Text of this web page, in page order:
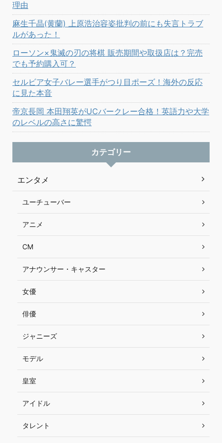
理由
麻生千晶(黄蘭) 上原浩治容姿批判の前にも失言トラブ
ルがあった！
ローソン×鬼滅の刃の将棋 販売期間や取扱店は？完売
でも予約購入可？
セルビア女子バレー選手がつり目ポーズ！海外の反応
に見た本音
帝京長岡 本田翔英がUCバークレー合格！英語力や大学
のレベルの高さに驚愕
カテゴリー
エンタメ
ユーチューバー
アニメ
CM
アナウンサー・キャスター
女優
俳優
ジャニーズ
モデル
皇室
アイドル
タレント